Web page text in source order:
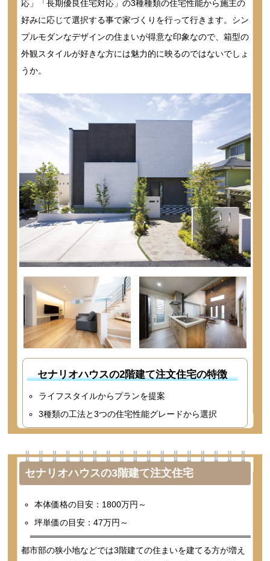
応」「長期優良住宅対応」の3種種類の住宅性能から施主の
好みに応じて選択する事で家づくりを行って行きます。シン
プルモダンなデザインの住まいが得意な印象なので、箱型の
外観スタイルが好きな方には魅力的に映るのではないでしょ
うか。
セナリオハウスの2階建て注文住宅の特徴
ライフスタイルからプランを提案
3種類の工法と3つの住宅性能グレードから選択
セナリオハウスの3階建て注文住宅
本体価格の目安：1800万円～
坪単価の目安：47万円～
都市部の狭小地などでは3階建ての住まいを建てる方が増え